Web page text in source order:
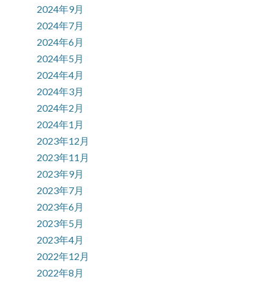
2024年9月
2024年7月
2024年6月
2024年5月
2024年4月
2024年3月
2024年2月
2024年1月
2023年12月
2023年11月
2023年9月
2023年7月
2023年6月
2023年5月
2023年4月
2022年12月
2022年8月